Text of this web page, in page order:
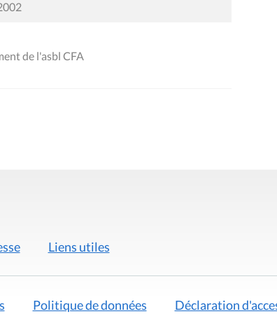
de l'asbl CFA
Liens utiles
Politique de données Déclaration